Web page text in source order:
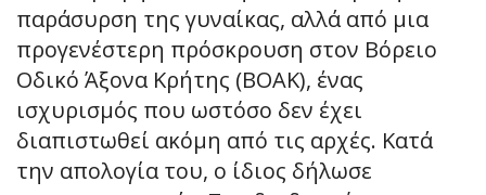
παράσυρση της γυναίκας, αλλά από μια
προγενέστερη πρόσκρουση στον Βόρειο
Οδικό Άξονα Κρήτης (ΒΟΑΚ), ένας
ισχυρισμός που ωστόσο δεν έχει
διαπιστωθεί ακόμη από τις αρχές. Κατά
την απολογία του, ο ίδιος δήλωσε